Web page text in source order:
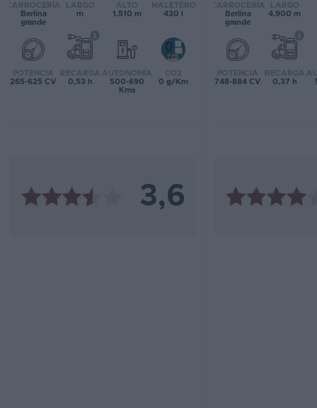
Comparador
Favoritos
Concesionarios
de
CARROCERÍA
Berlina
grande
LARGO
m
ALTO
1.510 m
MALETERO
430 l
POTENCIA
265-625 CV
RECARGA
0,53 h
AUTONOMÍA
500-690
Kms
CO2
0 g/Km
CARROCERÍA
Berlina
grande
LARGO
4.900 m
POTENCIA
748-884 CV
RECARGA
0,37 h
3,6